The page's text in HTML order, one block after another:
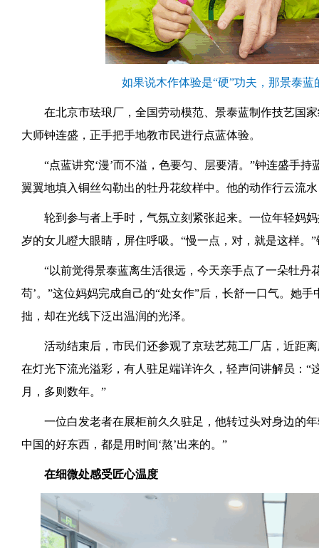
如果说木作体验是“硬”功夫，那景泰蓝
在北京市珐琅厂，全国劳动模范、景泰蓝制作技艺国
大师钟连盛，正手把手地教市民进行点蓝体验。
“点蓝讲究‘漫’而不溢，色要匀、层要清。”钟连盛手
翼翼地填入铜丝勾勒出的牡丹花纹样中。他的动作行云流
轮到参与者上手时，气氛立刻紧张起来。一位年轻妈
岁的女儿瞪大眼睛，屏住呼吸。“慢一点，对，就是这样。
“以前觉得景泰蓝离生活很远，今天亲手点了一朵牡丹
苟’。”这位妈妈完成自己的“处女作”后，长舒一口气。她
拙，却在光线下泛出温润的光泽。
活动结束后，市民们还参观了京珐艺苑工厂店，近距
在灯光下流光溢彩，有人驻足端详许久，轻声问讲解员：“
月，多则数年。”
一位白发老者在展柜前久久驻足，他转过头对身边的
中国的好东西，都是用时间‘熬’出来的。”
在细微处感受匠心温度